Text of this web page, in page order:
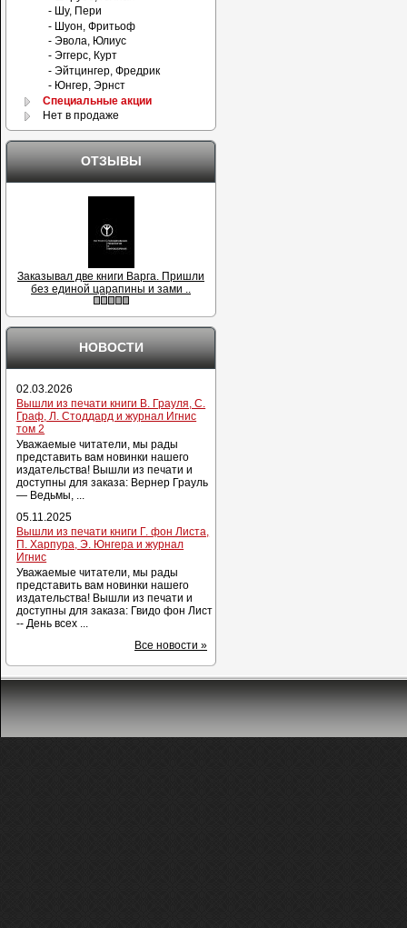
- Шу, Пери
- Шуон, Фритьоф
- Эвола, Юлиус
- Эггерс, Курт
- Эйтцингер, Фредрик
- Юнгер, Эрнст
Специальные акции
Нет в продаже
ОТЗЫВЫ
Заказывал две книги Варга. Пришли
без единой царапины и зами ..
НОВОСТИ
02.03.2026
Вышли из печати книги В. Грауля, С.
Граф, Л. Стоддард и журнал Игнис
том 2
Уважаемые читатели, мы рады
представить вам новинки нашего
издательства! Вышли из печати и
доступны для заказа: Вернер Грауль
— Ведьмы, ...
05.11.2025
Вышли из печати книги Г. фон Листа,
П. Харпура, Э. Юнгера и журнал
Игнис
Уважаемые читатели, мы рады
представить вам новинки нашего
издательства! Вышли из печати и
доступны для заказа: Гвидо фон Лист
-- День всех ...
Все новости »